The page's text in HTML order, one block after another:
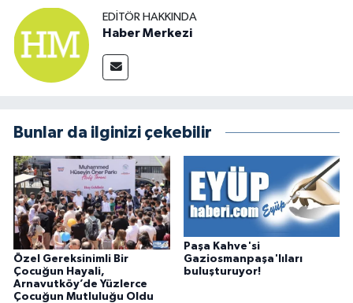
EDITÖR HAKKINDA
Haber Merkezi
Bunlar da ilginizi çekebilir
Özel Gereksinimli Bir
Çocuğun Hayali,
Arnavutköy’de Yüzlerce
Çocuğun Mutluluğu Oldu
Paşa Kahve'si
Gaziosmanpaşa'lıları
buluşturuyor!